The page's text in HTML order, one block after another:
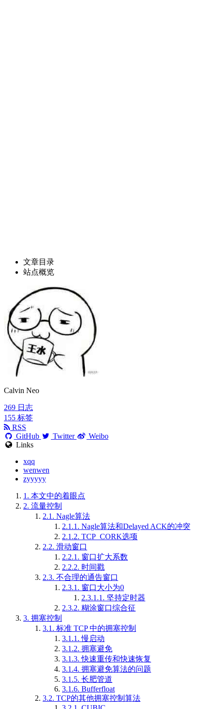
文章目录
站点概览
Calvin Neo
269 日志
155 标签
RSS
GitHub
Twitter
Weibo
Links
xqq
wenwen
zyyyyy
1. 本文中的着眼点
2. 流量控制
2.1. Nagle算法
2.1.1. Nagle算法和Delayed ACK的冲突
2.1.2. TCP_CORK选项
2.2. 滑动窗口
2.2.1. 窗口扩大系数
2.2.2. 时间戳
2.3. 不合理的通告窗口
2.3.1. 窗口大小为0
2.3.1.1. 坚持定时器
2.3.2. 糊涂窗口综合征
3. 拥塞控制
3.1. 标准 TCP 中的拥塞控制
3.1.1. 慢启动
3.1.2. 拥塞避免
3.1.3. 快速重传和快速恢复
3.1.4. 拥塞避免算法的问题
3.1.5. 长肥管道
3.1.6. Bufferfloat
3.2. TCP的其他拥塞控制算法